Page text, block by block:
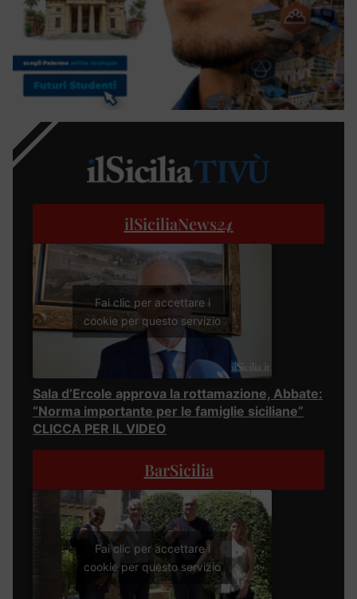
ilSiciliaNews24
Fai clic per accettare i
cookie per questo servizio
Sala d’Ercole approva la rottamazione, Abbate:
“Norma importante per le famiglie siciliane”
CLICCA PER IL VIDEO
BarSicilia
Fai clic per accettare i
cookie per questo servizio